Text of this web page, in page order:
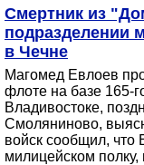
Смертник из
подразделении
в Чечне
Магомед Евлоев
флоте на базе 165-
Владивостоке,
Смоляниново,
войск сообщил, что
милицейском